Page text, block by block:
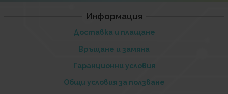
Информация
Доставка и плащане
Връщане и замяна
Гаранционни условия
Общи условия за ползване